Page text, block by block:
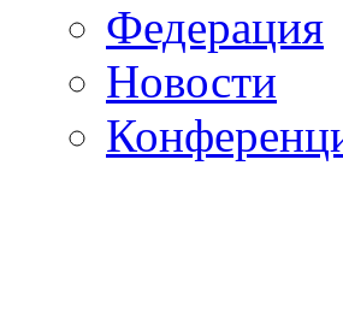
Федерация
Новости